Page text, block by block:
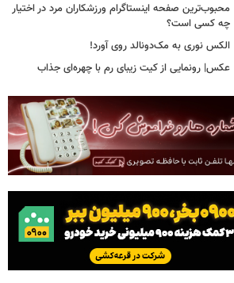
محبوب‌ترین صفحه اینستاگرام ورزشکاران مرد در اختیار
چه کسی است؟
الکس نوری به مک‌دونالد روی آورد!
عکس| رونمایی از کیت زیبای رم با چهره‌ای جذاب